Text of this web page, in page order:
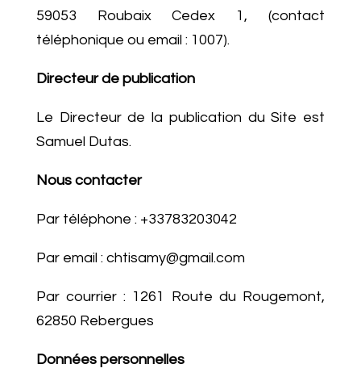
59053 Roubaix Cedex 1, (contact
téléphonique ou email : 1007).
Directeur de publication
Le Directeur de la publication du Site est
Samuel Dutas.
Nous contacter
Par téléphone : +33783203042
Par email : chtisamy@gmail.com
Par courrier : 1261 Route du Rougemont,
62850 Rebergues
Données personnelles